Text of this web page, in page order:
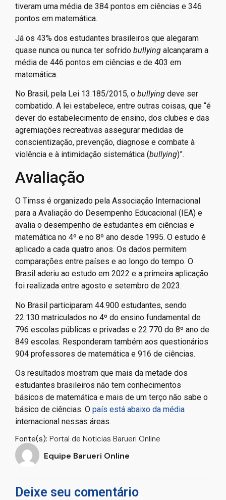
tiveram uma média de 384 pontos em ciências e 346
pontos em matemática.
Já os 43% dos estudantes brasileiros que alegaram
quase nunca ou nunca ter sofrido bullying alcançaram a
média de 446 pontos em ciências e de 403 em
matemática.
No Brasil, pela Lei 13.185/2015, o bullying deve ser
combatido. A lei estabelece, entre outras coisas, que “é
dever do estabelecimento de ensino, dos clubes e das
agremiações recreativas assegurar medidas de
conscientização, prevenção, diagnose e combate à
violência e à intimidação sistemática (bullying)”.
Avaliação
O Timss é organizado pela Associação Internacional
para a Avaliação do Desempenho Educacional (IEA) e
avalia o desempenho de estudantes em ciências e
matemática no 4º e no 8º ano desde 1995. O estudo é
aplicado a cada quatro anos. Os dados permitem
comparações entre países e ao longo do tempo. O
Brasil aderiu ao estudo em 2022 e a primeira aplicação
foi realizada entre agosto e setembro de 2023.
No Brasil participaram 44.900 estudantes, sendo
22.130 matriculados no 4º do ensino fundamental de
796 escolas públicas e privadas e 22.770 do 8º ano de
849 escolas. Responderam também aos questionários
904 professores de matemática e 916 de ciências.
Os resultados mostram que mais da metade dos
estudantes brasileiros não tem conhecimentos
básicos de matemática e mais de um terço não sabe o
básico de ciências. O país está abaixo da média
internacional nessas áreas.
Fonte(s): Portal de Noticias Barueri Online
Equipe Barueri Online
Deixe seu comentário